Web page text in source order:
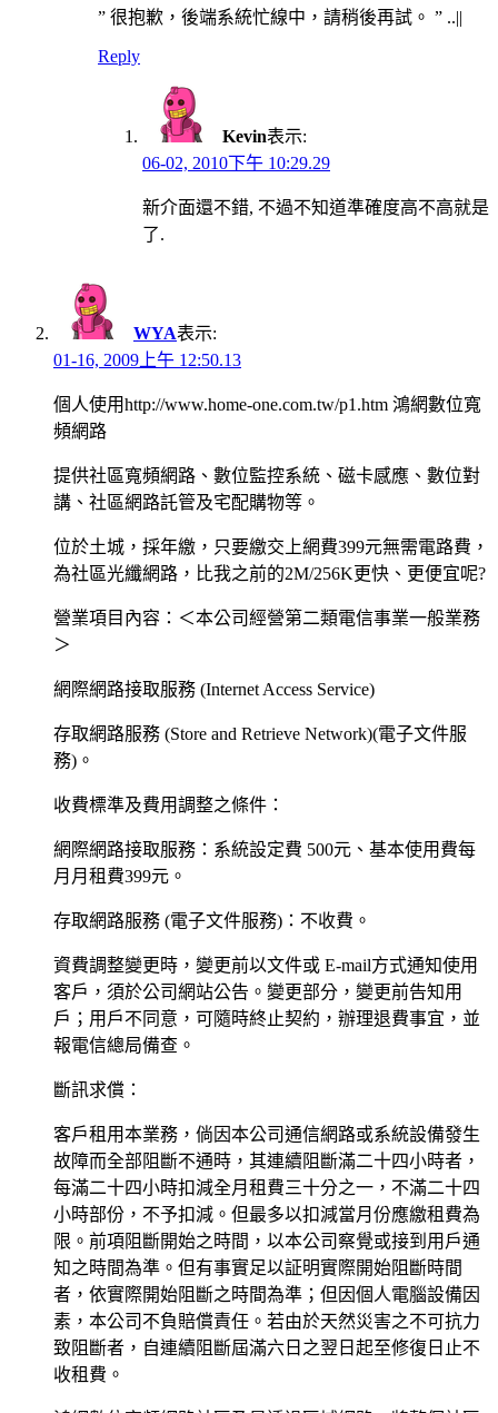
” 很抱歉，後端系統忙線中，請稍後再試。 ” ..||
Reply
Kevin表示:
06-02, 2010下午 10:29.29
新介面還不錯, 不過不知道準確度高不高就是
了.
WYA表示:
01-16, 2009上午 12:50.13
個人使用http://www.home-one.com.tw/p1.htm 鴻網數位寬
頻網路
提供社區寬頻網路、數位監控系統、磁卡感應、數位對
講、社區網路託管及宅配購物等。
位於土城，採年繳，只要繳交上網費399元無需電路費，
為社區光纖網路，比我之前的2M/256K更快、更便宜呢?
營業項目內容：＜本公司經營第二類電信事業一般業務
＞
網際網路接取服務 (Internet Access Service)
存取網路服務 (Store and Retrieve Network)(電子文件服
務)。
收費標準及費用調整之條件：
網際網路接取服務：系統設定費 500元、基本使用費每
月月租費399元。
存取網路服務 (電子文件服務)：不收費。
資費調整變更時，變更前以文件或 E-mail方式通知使用
客戶，須於公司網站公告。變更部分，變更前告知用
戶；用戶不同意，可隨時終止契約，辦理退費事宜，並
報電信總局備查。
斷訊求償：
客戶租用本業務，倘因本公司通信網路或系統設備發生
故障而全部阻斷不通時，其連續阻斷滿二十四小時者，
每滿二十四小時扣減全月租費三十分之一，不滿二十四
小時部份，不予扣減。但最多以扣減當月份應繳租費為
限。前項阻斷開始之時間，以本公司察覺或接到用戶通
知之時間為準。但有事實足以証明實際開始阻斷時間
者，依實際開始阻斷之時間為準；但因個人電腦設備因
素，本公司不負賠償責任。若由於天然災害之不可抗力
致阻斷者，自連續阻斷屆滿六日之翌日起至修復日止不
收租費。